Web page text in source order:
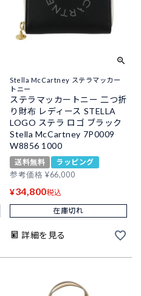
Stella McCartney ステラマッカー
トニー
ステラマッカートニー 二つ折
り財布 レディース STELLA
LOGO ステラ ロゴ ブラック
Stella McCartney 7P0009
W8856 1000
送料無料
ラッピング
参考価格 ¥66,000
¥34,800税込
在庫切れ
詳細を見る